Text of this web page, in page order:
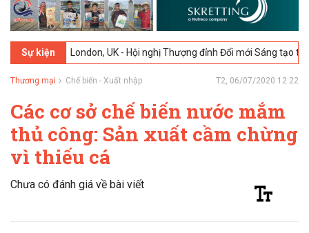
Sự kiện
2026 London, UK - Hội nghị Thượng đỉnh Đổi mới Sáng tạo trong
Thương mại Chế biến - Xuất nhập T2, 06/07/2020 12:22
Các cơ sở chế biến nước mắm
thủ công: Sản xuất cầm chừng
vì thiếu cá
Chưa có đánh giá về bài viết